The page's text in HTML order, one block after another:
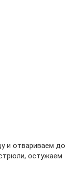
и отвариваем до
остужаем